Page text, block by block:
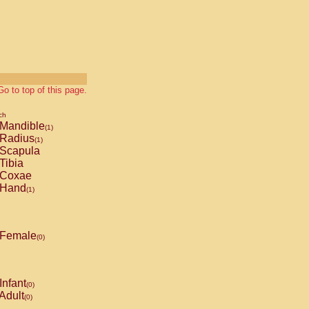
to top of this page.
Mandible(1)
Radius(1)
Scapula
Tibia
Coxae
Hand(1)
Female(0)
Infant(0)
(0)